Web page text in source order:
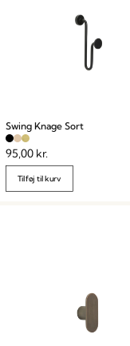
Swing Knage Sort
95,00 kr.
Tilføj til kurv